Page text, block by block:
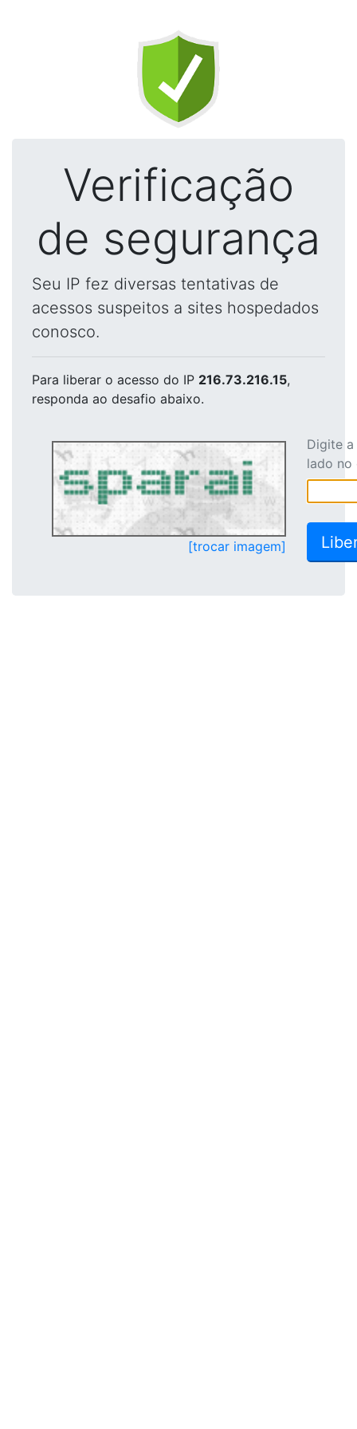
Verificação
de segurança
Seu IP fez diversas tentativas de
acessos suspeitos a sites hospedados
conosco.
Para liberar o acesso do IP 216.73.216.15,
responda ao desafio abaixo.
[trocar imagem]
Digite
lado no